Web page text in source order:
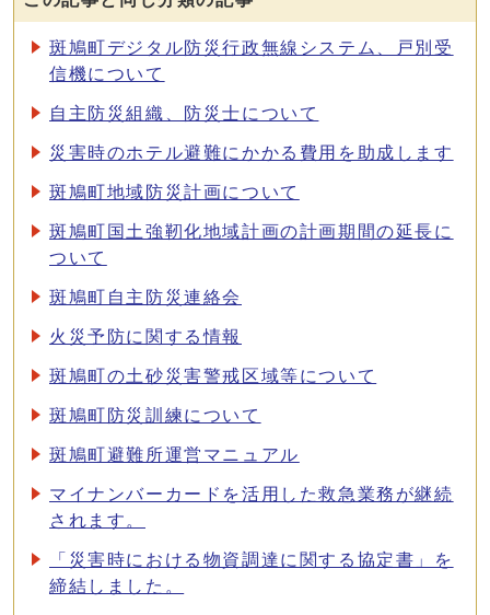
斑鳩町デジタル防災行政無線システム、戸別受
信機について
自主防災組織、防災士について
災害時のホテル避難にかかる費用を助成します
斑鳩町地域防災計画について
斑鳩町国土強靭化地域計画の計画期間の延長に
ついて
斑鳩町自主防災連絡会
火災予防に関する情報
斑鳩町の土砂災害警戒区域等について
斑鳩町防災訓練について
斑鳩町避難所運営マニュアル
マイナンバーカードを活用した救急業務が継続
されます。
「災害時における物資調達に関する協定書」を
締結しました。